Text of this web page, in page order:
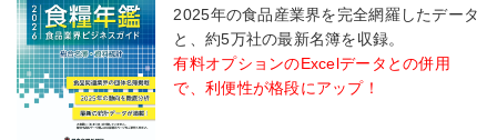
2025年の食品産業界を完全網羅したデータ
と、約5万社の最新名簿を収録。
有料オプションのExcelデータとの併用
で、利便性が格段にアップ！